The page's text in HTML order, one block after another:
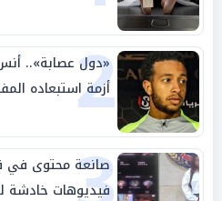
2
«دول عصابة»..
أزمة استبعاده
صانعة محتوى في
فيديوهات خادشة